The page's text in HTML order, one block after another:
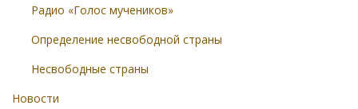
Радио «Голос мучеников»
Определение несвободной страны
Несвободные страны
Новости